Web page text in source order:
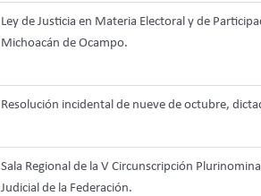
Ley de Justicia en Materia Electoral y de
Michoacán de Ocampo.
Resolución incidental de nueve de octubre,
Sala Regional de la V Circunscripción
Judicial de la Federación.